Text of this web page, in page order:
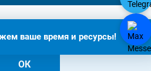
им пользоваться, вы соглашаетесь на
в соответствии сполитикой
ОК
ваше время и ресурсы!